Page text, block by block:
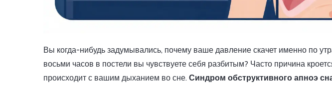
Вы когда-нибудь задумывались, почему ваше давление скачет именно по
восьми часов в постели вы чувствуете себя разбитым? Часто причина
происходит с вашим дыханием во сне. Синдром обструктивного апноэ